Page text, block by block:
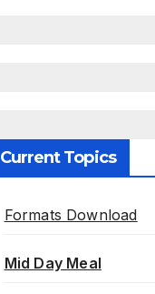
Current Topics
Formats Download
Mid Day Meal